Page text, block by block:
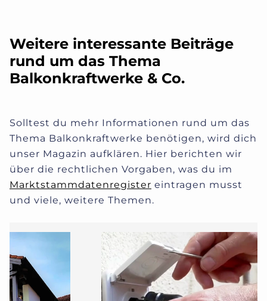
Weitere interessante Beiträge
rund um das Thema
Balkonkraftwerke & Co.
Solltest du mehr Informationen rund um das
Thema Balkonkraftwerke benötigen, wird dich
unser Magazin aufklären. Hier berichten wir
über die rechtlichen Vorgaben, was du im
Marktstammdatenregister eintragen musst
und viele, weitere Themen.